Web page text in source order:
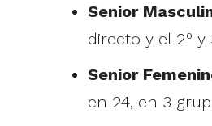
Senior
directo y el 2º
Senior
en 24, en 3